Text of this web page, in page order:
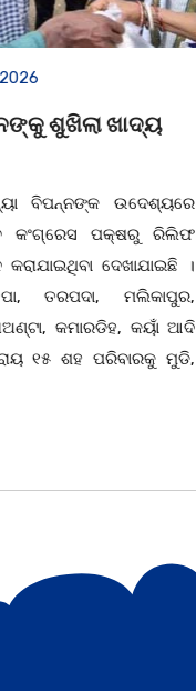
ସାମ୍ବାଦିକ
ବାଲିଅନ୍ତା-ପାହାଳ-
ସଂଘର ବାର୍ଷିକ
୮:ଅଟଳା ସ୍ଥିତ
ମ୍ୟାନେଜମେଣ୍ଟ
ପାହାଳ-ଧଉଳି
ବାର୍ଷିକ ଉତ୍ସବ
ଅନୁଷ୍ଠିତ